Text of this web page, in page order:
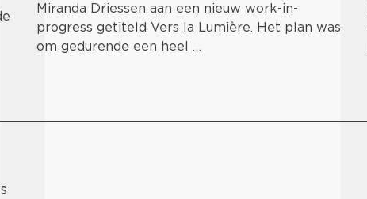
Miranda Driessen aan een nieuw work-in-
progress getiteld Vers la Lumière. Het plan was
om gedurende een heel …